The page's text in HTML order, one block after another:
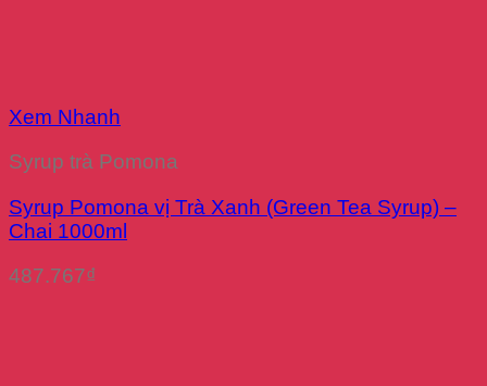
Xem Nhanh
Syrup trà Pomona
Syrup Pomona vị Trà Xanh (Green Tea Syrup) –
Chai 1000ml
487.767₫